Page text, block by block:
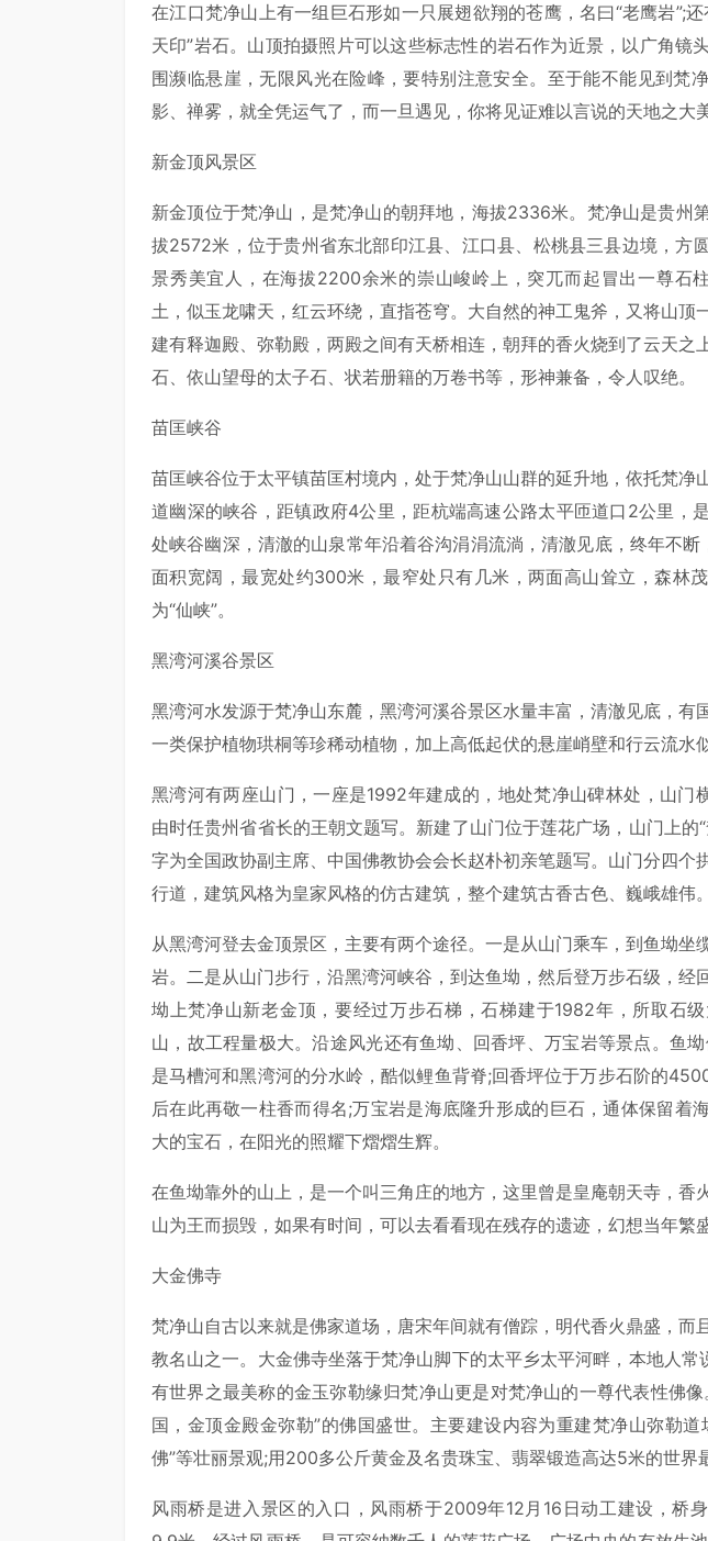
在江口梵净山上有一组巨石形如一只展翅欲翔的苍鹰，名曰“老鹰岩”;
天印”岩石。山顶拍摄照片可以这些标志性的岩石作为近景，以广角镜
围濒临悬崖，无限风光在险峰，要特别注意安全。至于能不能见到梵
影、禅雾，就全凭运气了，而一旦遇见，你将见证难以言说的天地之大美
新金顶风景区
新金顶位于梵净山，是梵净山的朝拜地，海拔2336米。梵净山是贵州
拔2572米，位于贵州省东北部印江县、江口县、松桃县三县边境，方
景秀美宜人，在海拔2200余米的崇山峻岭上，突兀而起冒出一尊石
土，似玉龙啸天，红云环绕，直指苍穹。大自然的神工鬼斧，又将山顶
建有释迦殿、弥勒殿，两殿之间有天桥相连，朝拜的香火烧到了云天之
石、依山望母的太子石、状若册籍的万卷书等，形神兼备，令人叹绝。
苗匡峡谷
苗匡峡谷位于太平镇苗匡村境内，处于梵净山山群的延升地，依托梵净
道幽深的峡谷，距镇政府4公里，距杭端高速公路太平匝道口2公里，
处峡谷幽深，清澈的山泉常年沿着谷沟涓涓流淌，清澈见底，终年不
面积宽阔，最宽处约300米，最窄处只有几米，两面高山耸立，森林
为“仙峡”。
黑湾河溪谷景区
黑湾河水发源于梵净山东麓，黑湾河溪谷景区水量丰富，清澈见底，有
一类保护植物珙桐等珍稀动植物，加上高低起伏的悬崖峭壁和行云流水
黑湾河有两座山门，一座是1992年建成的，地处梵净山碑林处，山门
由时任贵州省省长的王朝文题写。新建了山门位于莲花广场，山门上的
字为全国政协副主席、中国佛教协会会长赵朴初亲笔题写。山门分四个
行道，建筑风格为皇家风格的仿古建筑，整个建筑古香古色、巍峨雄伟。
从黑湾河登去金顶景区，主要有两个途径。一是从山门乘车，到鱼坳坐
岩。二是从山门步行，沿黑湾河峡谷，到达鱼坳，然后登万步石级，经
坳上梵净山新老金顶，要经过万步石梯，石梯建于1982年，所取石
山，故工程量极大。沿途风光还有鱼坳、回香坪、万宝岩等景点。鱼
是马槽河和黑湾河的分水岭，酷似鲤鱼背脊;回香坪位于万步石阶的
后在此再敬一柱香而得名;万宝岩是海底隆升形成的巨石，通体保留着
大的宝石，在阳光的照耀下熠熠生辉。
在鱼坳靠外的山上，是一个叫三角庄的地方，这里曾是皇庵朝天寺，香
山为王而损毁，如果有时间，可以去看看现在残存的遗迹，幻想当年繁
大金佛寺
梵净山自古以来就是佛家道场，唐宋年间就有僧踪，明代香火鼎盛，而
教名山之一。大金佛寺坐落于梵净山脚下的太平乡太平河畔，本地人常
有世界之最美称的金玉弥勒缘归梵净山更是对梵净山的一尊代表性佛
国，金顶金殿金弥勒”的佛国盛世。主要建设内容为重建梵净山弥勒道
佛”等壮丽景观;用200多公斤黄金及名贵珠宝、翡翠锻造高达5米的世界
风雨桥是进入景区的入口，风雨桥于2009年12月16日动工建设，桥